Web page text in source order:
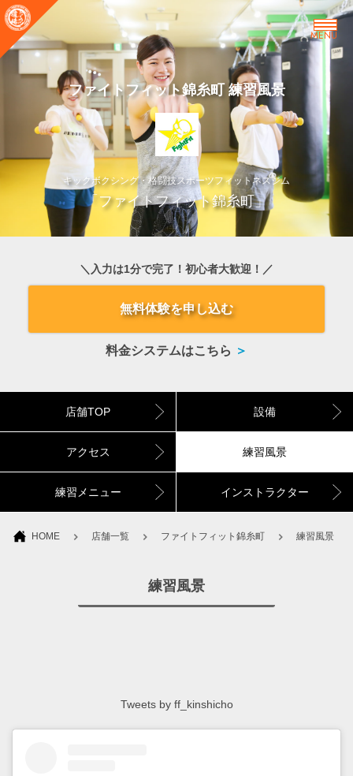
MENU
ファイトフィット錦糸町 練習風景
キックボクシング・格闘技スポーツフィットネスジム
「ファイトフィット錦糸町」
＼入力は1分で完了！初心者大歓迎！／
無料体験を申し込む
料金システムはこちら
店舗TOP 設備
アクセス 練習風景
練習メニュー インストラクター
HOME 店舗一覧 ファイトフィット錦糸町 練習風景
練習風景
Tweets by ff_kinshicho